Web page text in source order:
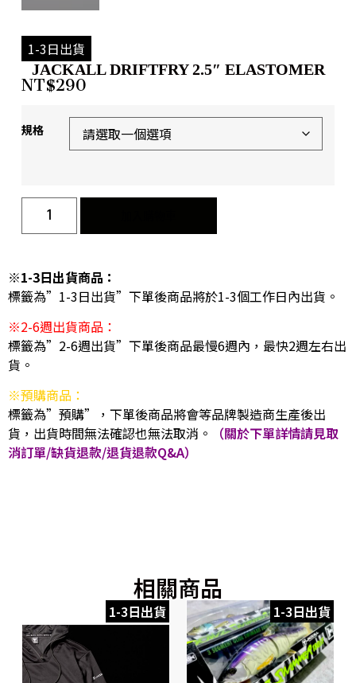
1-3日出貨
JACKALL DRIFTFRY 2.5″ ELASTOMER
NT$290
規格
※1-3日出貨商品：
標籤為”1-3日出貨”下單後商品將於1-3個工作日內出貨。
※2-6週出貨商品：
標籤為”2-6週出貨”下單後商品最慢6週內，最快2週左右出
貨。
※預購商品：
標籤為”預購”，下單後商品將會等品牌製造商生產後出
貨，出貨時間無法確認也無法取消。
（關於下單詳情請見取
消訂單/缺貨退款/退貨退款Q&A）
相關商品
1-3日出貨 1-3日出貨